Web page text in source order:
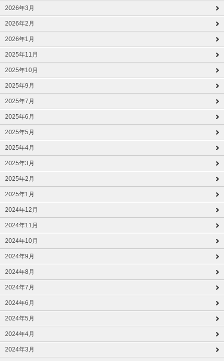
2026年3月
2026年2月
2026年1月
2025年11月
2025年10月
2025年9月
2025年7月
2025年6月
2025年5月
2025年4月
2025年3月
2025年2月
2025年1月
2024年12月
2024年11月
2024年10月
2024年9月
2024年8月
2024年7月
2024年6月
2024年5月
2024年4月
2024年3月